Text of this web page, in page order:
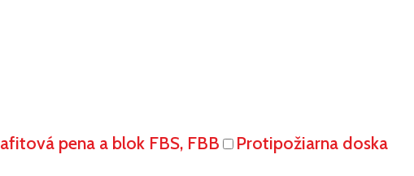
pena a blok FBS, FBB
Protipožiarna doska